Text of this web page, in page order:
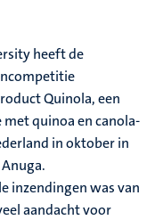
heeft de
Quinola, een
quinoa en canola-
in oktober in
inzendingen was van
aandacht voor